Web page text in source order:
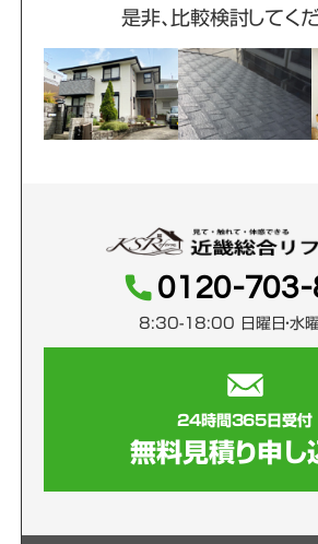
是非、比較検討してくだ
0120-
8:30-18:00 日曜日・水
24時間365日受付
無料見積り申し